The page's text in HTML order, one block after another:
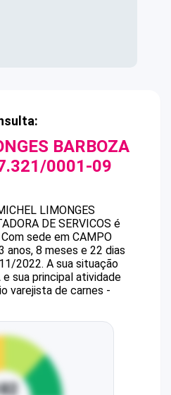
BARBOZA
0001-09
LIMONGES
DE SERVICOS é
Com sede em CAMPO
anos, 8 meses e 22 dias
2022. A sua situação
e sua principal atividade
varejista de carnes -